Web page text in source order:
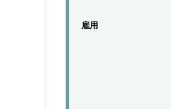
雇用